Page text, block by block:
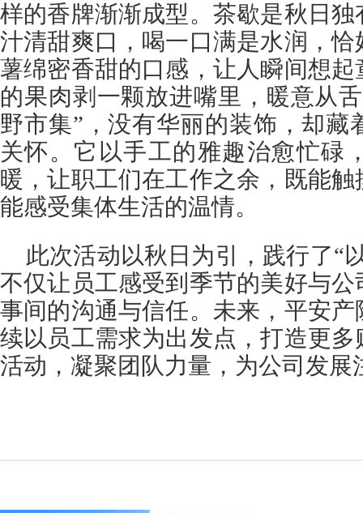
样的香牌渐渐成型。茶歇是秋日
汁清甜爽口，喝一口满是水润，
薯绵密香甜的口感，让人瞬间想
的果肉剥一颗放进嘴里，暖意从
野市集”，没有华丽的装饰，却藏
关怀。它以手工的雅趣治愈忙碌
暖，让职工们在工作之余，既能
能感受集体生活的温情。
此次活动以秋日为引，践行了“
不仅让员工感受到季节的美好与
事间的沟通与信任。未来，平安
续以员工需求为出发点，打造更
活动，凝聚团队力量，为公司发展